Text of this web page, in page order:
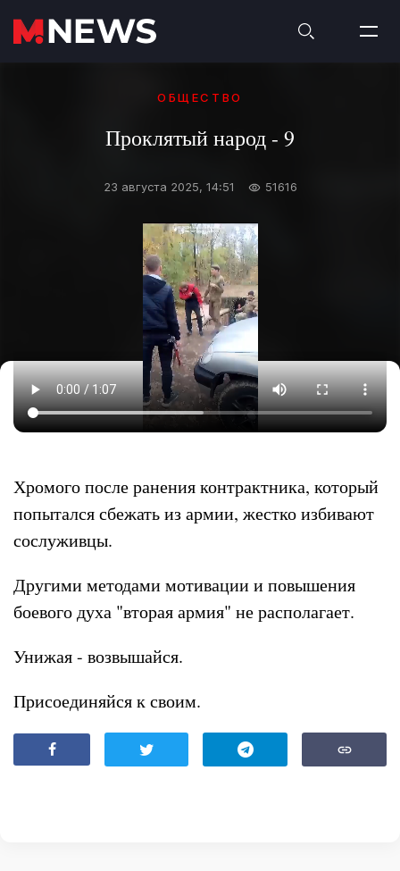
ОБЩЕСТВО
Проклятый народ - 9
23 августа 2025, 14:51 51616
Хромого после ранения контрактника, который
попытался сбежать из армии, жестко избивают
сослуживцы.
Другими методами мотивации и повышения
боевого духа "вторая армия" не располагает.
Унижая - возвышайся.
Присоединяйся к своим.